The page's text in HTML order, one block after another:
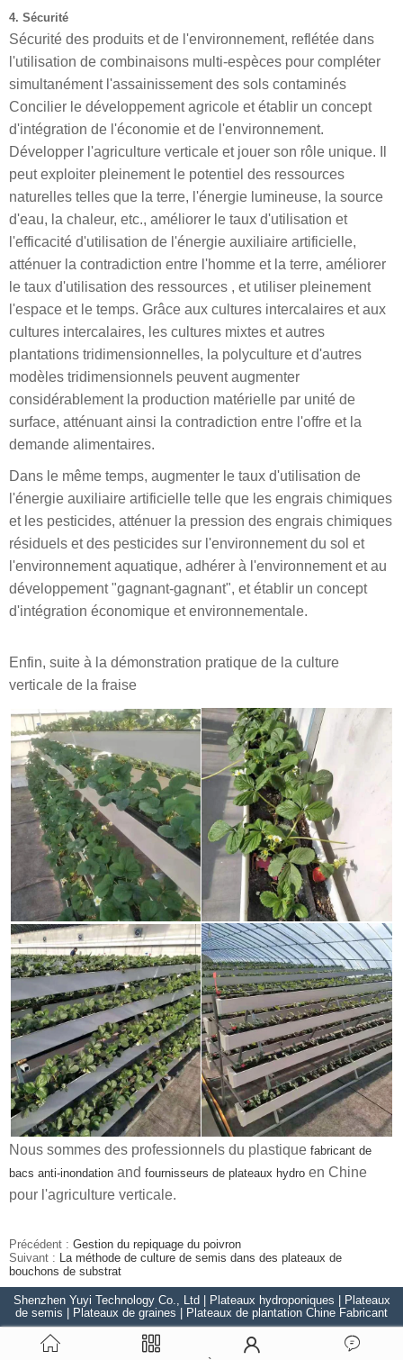
4. Sécurité
Sécurité des produits et de l'environnement, reflétée dans
l'utilisation de combinaisons multi-espèces pour compléter
simultanément l'assainissement des sols contaminés
Concilier le développement agricole et établir un concept
d'intégration de l'économie et de l'environnement.
Développer l'agriculture verticale et jouer son rôle unique. Il
peut exploiter pleinement le potentiel des ressources
naturelles telles que la terre, l'énergie lumineuse, la source
d'eau, la chaleur, etc., améliorer le taux d'utilisation et
l'efficacité d'utilisation de l'énergie auxiliaire artificielle,
atténuer la contradiction entre l'homme et la terre, améliorer
le taux d'utilisation des ressources , et utiliser pleinement
l'espace et le temps. Grâce aux cultures intercalaires et aux
cultures intercalaires, les cultures mixtes et autres
plantations tridimensionnelles, la polyculture et d'autres
modèles tridimensionnels peuvent augmenter
considérablement la production matérielle par unité de
surface, atténuant ainsi la contradiction entre l'offre et la
demande alimentaires.
Dans le même temps, augmenter le taux d'utilisation de
l'énergie auxiliaire artificielle telle que les engrais chimiques
et les pesticides, atténuer la pression des engrais chimiques
résiduels et des pesticides sur l'environnement du sol et
l'environnement aquatique, adhérer à l'environnement et au
développement "gagnant-gagnant", et établir un concept
d'intégration économique et environnementale.
Enfin, suite à la démonstration pratique de la culture
verticale de la fraise
Nous sommes des professionnels du plastique fabricant de
bacs anti-inondation and fournisseurs de plateaux hydro en Chine
pour l'agriculture verticale.
Précédent : Gestion du repiquage du poivron
Suivant :
La méthode de culture de semis dans des plateaux de
bouchons de substrat
Shenzhen Yuyi Technology Co., Ltd | Plateaux hydroponiques | Plateaux
de semis | Plateaux de graines | Plateaux de plantation Chine Fabricant